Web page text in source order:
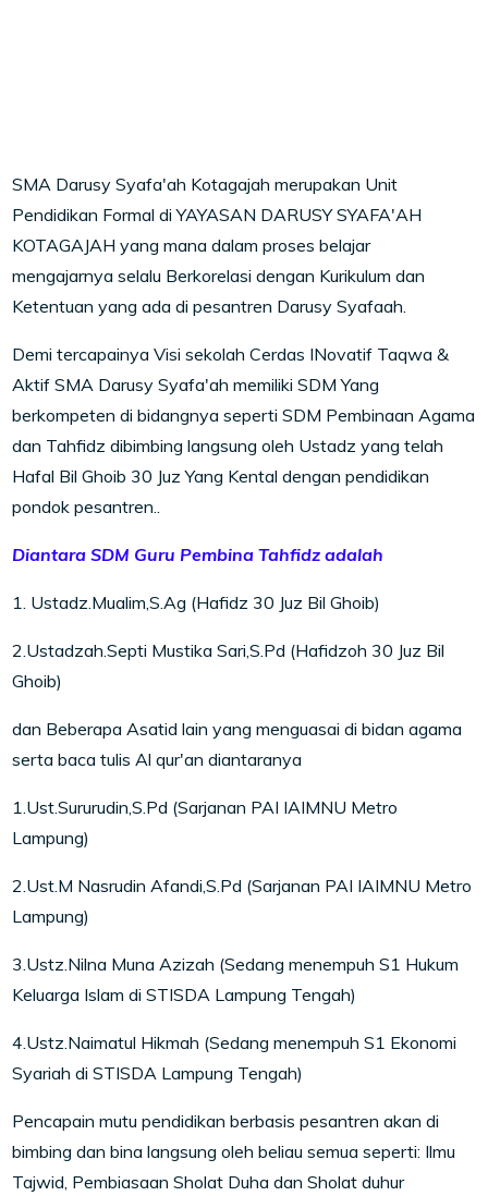
SMA Darusy Syafa'ah Kotagajah merupakan Unit
Pendidikan Formal di YAYASAN DARUSY SYAFA'AH
KOTAGAJAH yang mana dalam proses belajar
mengajarnya selalu Berkorelasi dengan Kurikulum dan
Ketentuan yang ada di pesantren Darusy Syafaah.
Demi tercapainya Visi sekolah Cerdas INovatif Taqwa &
Aktif SMA Darusy Syafa'ah memiliki SDM Yang
berkompeten di bidangnya seperti SDM Pembinaan Agama
dan Tahfidz dibimbing langsung oleh Ustadz yang telah
Hafal Bil Ghoib 30 Juz Yang Kental dengan pendidikan
pondok pesantren..
Diantara SDM Guru Pembina Tahfidz adalah
1. Ustadz.Mualim,S.Ag (Hafidz 30 Juz Bil Ghoib)
2.Ustadzah.Septi Mustika Sari,S.Pd (Hafidzoh 30 Juz Bil
Ghoib)
dan Beberapa Asatid lain yang menguasai di bidan agama
serta baca tulis Al qur'an diantaranya
1.Ust.Sururudin,S.Pd (Sarjanan PAI IAIMNU Metro
Lampung)
2.Ust.M Nasrudin Afandi,S.Pd (Sarjanan PAI IAIMNU Metro
Lampung)
3.Ustz.Nilna Muna Azizah (Sedang menempuh S1 Hukum
Keluarga Islam di STISDA Lampung Tengah)
4.Ustz.Naimatul Hikmah (Sedang menempuh S1 Ekonomi
Syariah di STISDA Lampung Tengah)
Pencapain mutu pendidikan berbasis pesantren akan di
bimbing dan bina langsung oleh beliau semua seperti: Ilmu
Tajwid, Pembiasaan Sholat Duha dan Sholat duhur